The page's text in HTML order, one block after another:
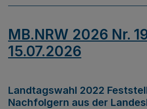
MB.NRW 2026 Nr.
15.07.2026
Landtagswahl 2022
Nachfolgern aus der